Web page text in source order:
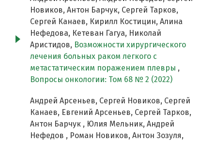
Новиков, Антон Барчук, Сергей Тарков,
Сергей Канаев, Кирилл Костицин, Алина
Нефедова, Кетеван Гагуа, Николай
Аристидов, Возможности хирургического
лечения больных раком легкого с
метастатическим поражением плевры ,
Вопросы онкологии: Том 68 № 2 (2022)
Андрей Арсеньев, Сергей Новиков, Сергей
Канаев, Евгений Арсеньев, Сергей Тарков,
Антон Барчук , Юлия Мельник, Андрей
Нефедов , Роман Новиков, Антон Зозуля,